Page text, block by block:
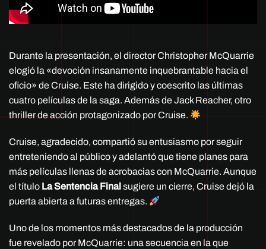
Durante la presentación, el director Christopher McQuarrie
elogió la «devoción insanamente inquebrantable hacia el
oficio» de Cruise. Este ha dirigido y coescrito las últimas
cuatro películas de la saga. Además de Jack Reacher, otro
thriller de acción protagonizado por Cruise.
Cruise, agradecido, compartió su entusiasmo por seguir
entreteniendo al público y adelantó que tiene planes para
más películas llenas de acrobacias con McQuarrie. Aunque
el título La Sentencia Final sugiere un cierre, Cruise dejó la
puerta abierta a futuras entregas.
Uno de los momentos más destacados de la producción
fue revelado por McQuarrie: una secuencia en la que